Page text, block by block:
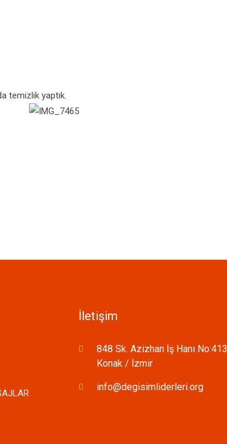
temizlik yaptık.
İletişim
848 Sk. Azizhan İş Hanı No:413
Konak / İzmir
info@degisimliderleri.org